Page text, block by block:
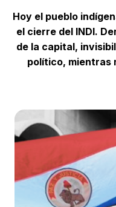
Hoy el pueblo
el cierre del INDI.
de la capital,
político, mientras